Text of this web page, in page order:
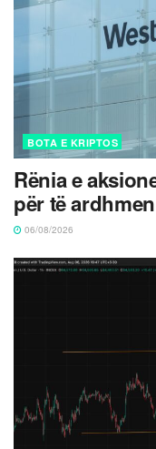
BOTA E KRIPTOS
Rënia e
për të
06/08/2026